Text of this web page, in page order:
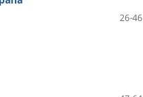
26-46